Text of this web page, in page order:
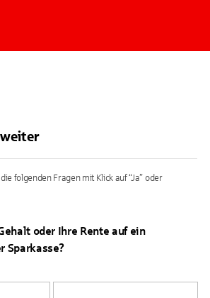
weiter
folgenden Fragen mit Klick auf “Ja” oder
oder Ihre Rente auf ein
Sparkasse?